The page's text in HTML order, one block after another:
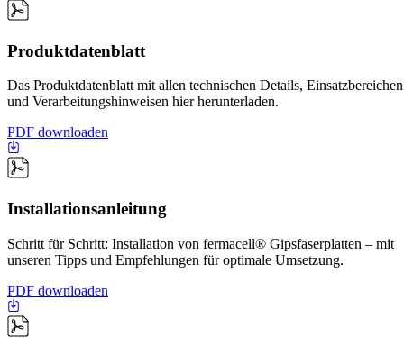
Produktdatenblatt
Das Produktdatenblatt mit allen technischen Details, Einsatzbereichen
und Verarbeitungshinweisen hier herunterladen.
PDF downloaden
Installationsanleitung
Schritt für Schritt: Installation von fermacell® Gipsfaserplatten – mit
unseren Tipps und Empfehlungen für optimale Umsetzung.
PDF downloaden